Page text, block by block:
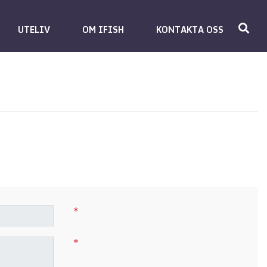
UTELIV OM IFISH KONTAKTA OSS
*
*